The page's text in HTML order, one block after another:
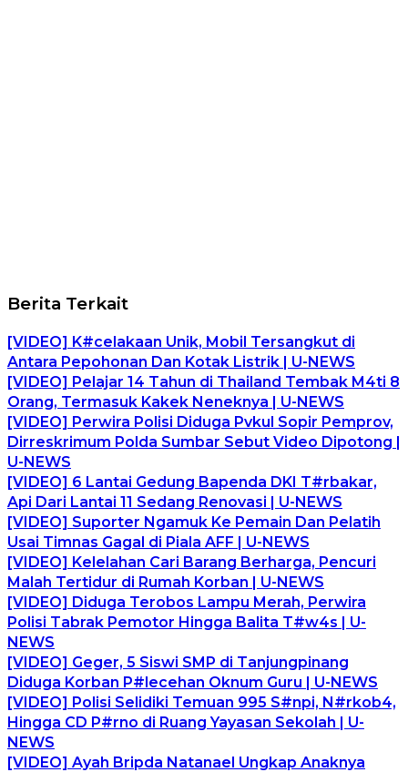
Berita Terkait
[VIDEO] K#celakaan Unik, Mobil Tersangkut di
Antara Pepohonan Dan Kotak Listrik | U-NEWS
[VIDEO] Pelajar 14 Tahun di Thailand Tembak M4ti 8
Orang, Termasuk Kakek Neneknya | U-NEWS
[VIDEO] Perwira Polisi Diduga Pvkul Sopir Pemprov,
Dirreskrimum Polda Sumbar Sebut Video Dipotong |
U-NEWS
[VIDEO] 6 Lantai Gedung Bapenda DKI T#rbakar,
Api Dari Lantai 11 Sedang Renovasi | U-NEWS
[VIDEO] Suporter Ngamuk Ke Pemain Dan Pelatih
Usai Timnas Gagal di Piala AFF | U-NEWS
[VIDEO] Kelelahan Cari Barang Berharga, Pencuri
Malah Tertidur di Rumah Korban | U-NEWS
[VIDEO] Diduga Terobos Lampu Merah, Perwira
Polisi Tabrak Pemotor Hingga Balita T#w4s | U-
NEWS
[VIDEO] Geger, 5 Siswi SMP di Tanjungpinang
Diduga Korban P#lecehan Oknum Guru | U-NEWS
[VIDEO] Polisi Selidiki Temuan 995 S#npi, N#rkob4,
Hingga CD P#rno di Ruang Yayasan Sekolah | U-
NEWS
[VIDEO] Ayah Bripda Natanael Ungkap Anaknya